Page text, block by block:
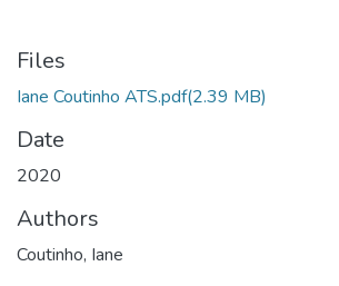
Files
Iane Coutinho ATS.pdf(2.39 MB)
Date
2020
Authors
Coutinho, Iane